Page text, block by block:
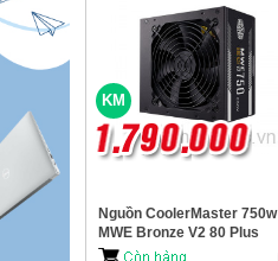
KM
Nguồn CoolerMaster 750w
MWE Bronze V2 80 Plus
Bronze